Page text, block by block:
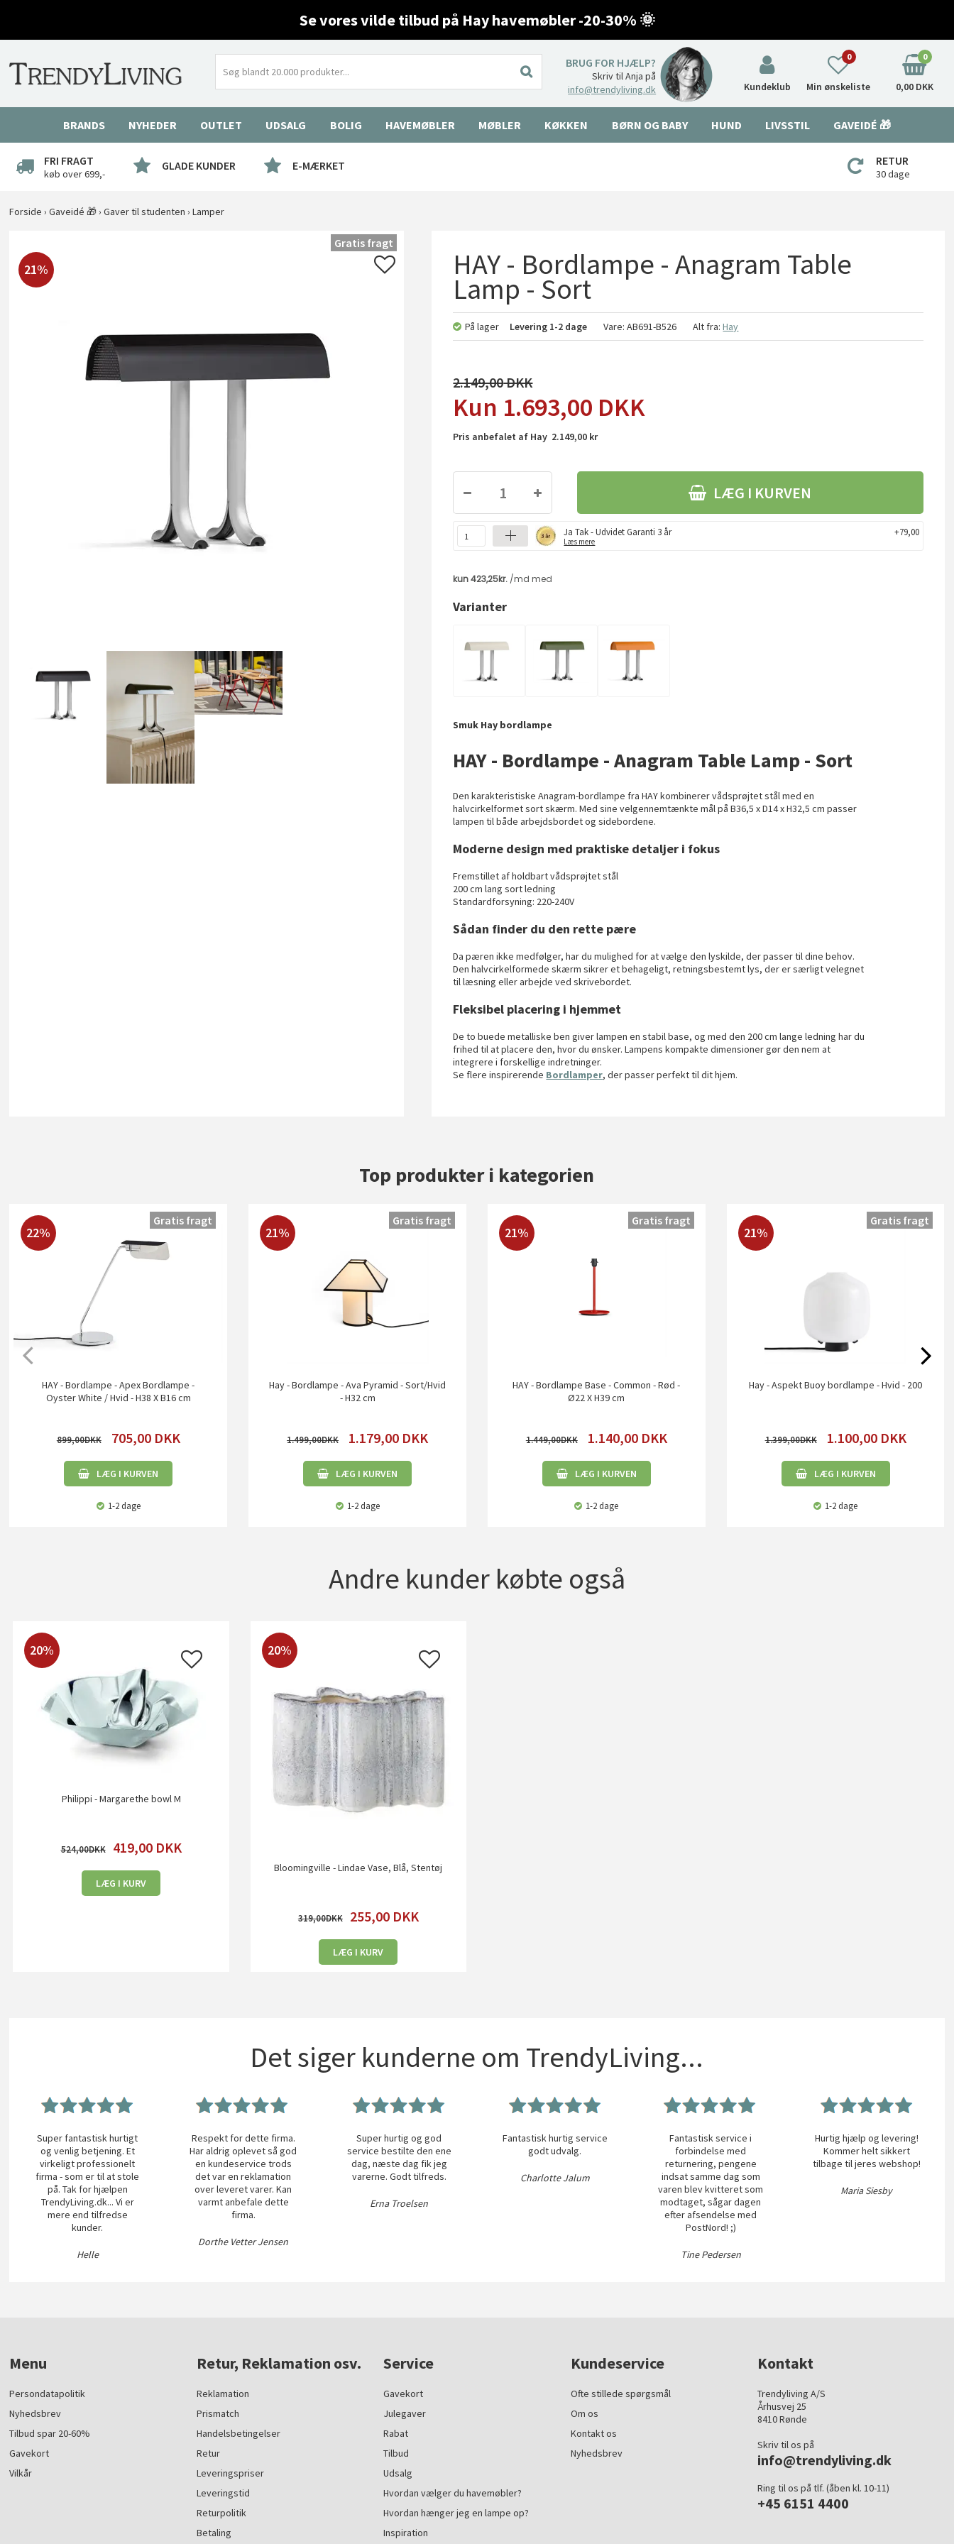
Se vores vilde tilbud på Hay havemøbler -20-30% 🌞
BRUG FOR HJÆLP?
Skriv til Anja på
info@trendyliving.dk
Kundeklub Min ønskeliste
0 0
0,00 DKK
BRANDS NYHEDER OUTLET UDSALG BOLIG HAVEMØBLER MØBLER KØKKEN BØRN OG BABY HUND LIVSSTIL GAVEIDÉ 🎁
FRI FRAGT
køb over 699,-
GLADE KUNDER E-MÆRKET RETUR
30 dage
Forside ›Gaveidé 🎁›Gaver til studenten ›Lamper
21%
Gratis fragt
HAY - Bordlampe - Anagram Table
Lamp - Sort
På lager Levering 1-2 dage Vare:AB691-B526 Alt fra:Hay
2.149,00
1.693,00 DKK
Pris anbefalet af Hay 2.149,00 kr
LÆG I KURVEN
Ja Tak - Udvidet Garanti 3 år
Læs mere
+79,00
Varianter
Smuk Hay bordlampe
HAY - Bordlampe - Anagram Table Lamp - Sort
Den karakteristiske Anagram-bordlampe fra HAY kombinerer vådsprøjtet stål med en
halvcirkelformet sort skærm. Med sine velgennemtænkte mål på B36,5 x D14 x H32,5 cm passer
lampen til både arbejdsbordet og sidebordene.
Moderne design med praktiske detaljer i fokus
Fremstillet af holdbart vådsprøjtet stål
200 cm lang sort ledning
Standardforsyning: 220-240V
Sådan finder du den rette pære
Da pæren ikke medfølger, har du mulighed for at vælge den lyskilde, der passer til dine behov.
Den halvcirkelformede skærm sikrer et behageligt, retningsbestemt lys, der er særligt velegnet
til læsning eller arbejde ved skrivebordet.
Fleksibel placering i hjemmet
De to buede metalliske ben giver lampen en stabil base, og med den 200 cm lange ledning har du
frihed til at placere den, hvor du ønsker. Lampens kompakte dimensioner gør den nem at
integrere i forskellige indretninger.
Se flere inspirerende Bordlamper, der passer perfekt til dit hjem.
Top produkter i kategorien
22%
HAY - Bordlampe - Apex Bordlampe -
Oyster White / Hvid - H38 X B16 cm
899,00 705,00 DKK
LÆG I KURVEN
1-2 dage
Gratis fragt
21%
Hay - Bordlampe - Ava Pyramid - Sort/Hvid
- H32 cm
1.499,00 1.179,00 DKK
LÆG I KURVEN
1-2 dage
Gratis fragt
21%
HAY - Bordlampe Base - Common - Rød -
Ø22 X H39 cm
1.449,00 1.140,00 DKK
LÆG I KURVEN
1-2 dage
Gratis fragt
21%
Hay - Aspekt Buoy bordlampe - Hvid - 200
1.399,00 1.100,00 DKK
LÆG I KURVEN
1-2 dage
Gratis fragt
Andre kunder købte også
20%
Philippi - Margarethe bowl M
524,00 419,00 DKK
LÆG I KURV
20%
Bloomingville - Lindae Vase, Blå, Stentøj
319,00 255,00 DKK
LÆG I KURV
Det siger kunderne om TrendyLiving...
Super fantastisk hurtigt
og venlig betjening. Et
virkeligt professionelt
firma - som er til at stole
på. Tak for hjælpen
TrendyLiving.dk... Vi er
mere end tilfredse
kunder.
Helle
Respekt for dette firma.
Har aldrig oplevet så god
en kundeservice trods
det var en reklamation
over leveret varer. Kan
varmt anbefale dette
firma.
Dorthe Vetter Jensen
Super hurtig og god
service bestilte den ene
dag, næste dag fik jeg
varerne. Godt tilfreds.
Erna Troelsen
Fantastisk hurtig service
godt udvalg.
Charlotte Jalum
Fantastisk service i
forbindelse med
returnering, pengene
indsat samme dag som
varen blev kvitteret som
modtaget, sågar dagen
efter afsendelse med
PostNord! ;)
Tine Pedersen
Hurtig hjælp og levering!
Kommer helt sikkert
tilbage til jeres webshop!
Maria Siesby
Menu
Persondatapolitik
Nyhedsbrev
Tilbud spar 20-60%
Gavekort
Vilkår
Retur, Reklamation osv.
Reklamation
Prismatch
Handelsbetingelser
Retur
Leveringspriser
Leveringstid
Returpolitik
Betaling
Service
Gavekort
Julegaver
Rabat
Tilbud
Udsalg
Hvordan vælger du havemøbler?
Hvordan hænger jeg en lampe op?
Inspiration
Kundeservice
Ofte stillede spørgsmål
Om os
Kontakt os
Nyhedsbrev
Kontakt
Trendyliving A/S
Århusvej 25
8410 Rønde
Skriv til os på
info@trendyliving.dk
Ring til os på tlf. (åben kl. 10-11)
+45 6151 4400